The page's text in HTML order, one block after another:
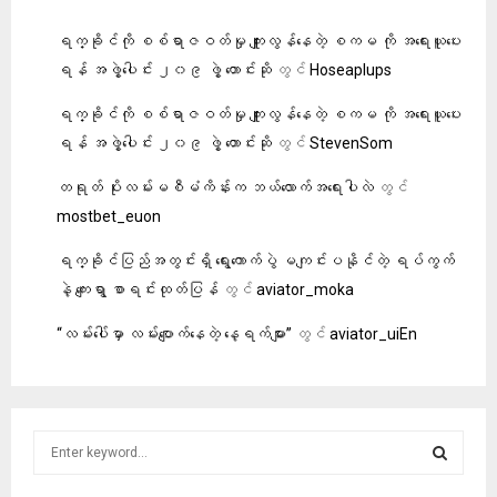
ရက္ခိုင်ကို စစ်ရာဇဝတ်မှု ကျူးလွန်နေတဲ့ စကမ ကို အရေးယူပေး
ရန် အဖွဲ့ပေါင်း ၂၀၉ ဖွဲ့ တောင်းဆို တွင် Hoseaplups
ရက္ခိုင်ကို စစ်ရာဇဝတ်မှု ကျူးလွန်နေတဲ့ စကမ ကို အရေးယူပေး
ရန် အဖွဲ့ပေါင်း ၂၀၉ ဖွဲ့ တောင်းဆို တွင် StevenSom
တရုတ် ပိုးလမ်းမစီမံကိန်းက ဘယ်လောက်အရေးပါလဲ တွင်
mostbet_euon
ရက္ခိုင်ပြည်အတွင်းရှိ ရွေးကောက်ပွဲ မကျင်းပနိုင်တဲ့ ရပ်ကွက်
နဲ့ ကျေးရွာ စာရင်းထုတ်ပြန် တွင် aviator_moka
“လမ်းပေါ်မှာ လမ်းပျောက်နေတဲ့ နေ့ရက်များ” တွင် aviator_uiEn